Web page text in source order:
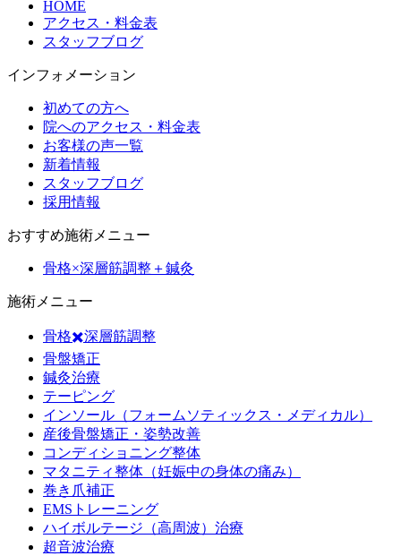
HOME
アクセス・料金表
スタッフブログ
インフォメーション
初めての方へ
院へのアクセス・料金表
お客様の声一覧
新着情報
スタッフブログ
採用情報
おすすめ施術メニュー
骨格×深層筋調整＋鍼灸
施術メニュー
骨格✖️深層筋調整
骨盤矯正
鍼灸治療
テーピング
インソール（フォームソティックス・メディカル）
産後骨盤矯正・姿勢改善
コンディショニング整体
マタニティ整体（妊娠中の身体の痛み）
巻き爪補正
EMSトレーニング
ハイボルテージ（高周波）治療
超音波治療